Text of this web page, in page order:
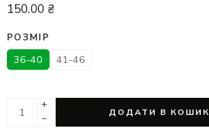
150.00 ₴
РОЗМІР
36-40 41-46
+
−
ДОДАТИ В КОШИК